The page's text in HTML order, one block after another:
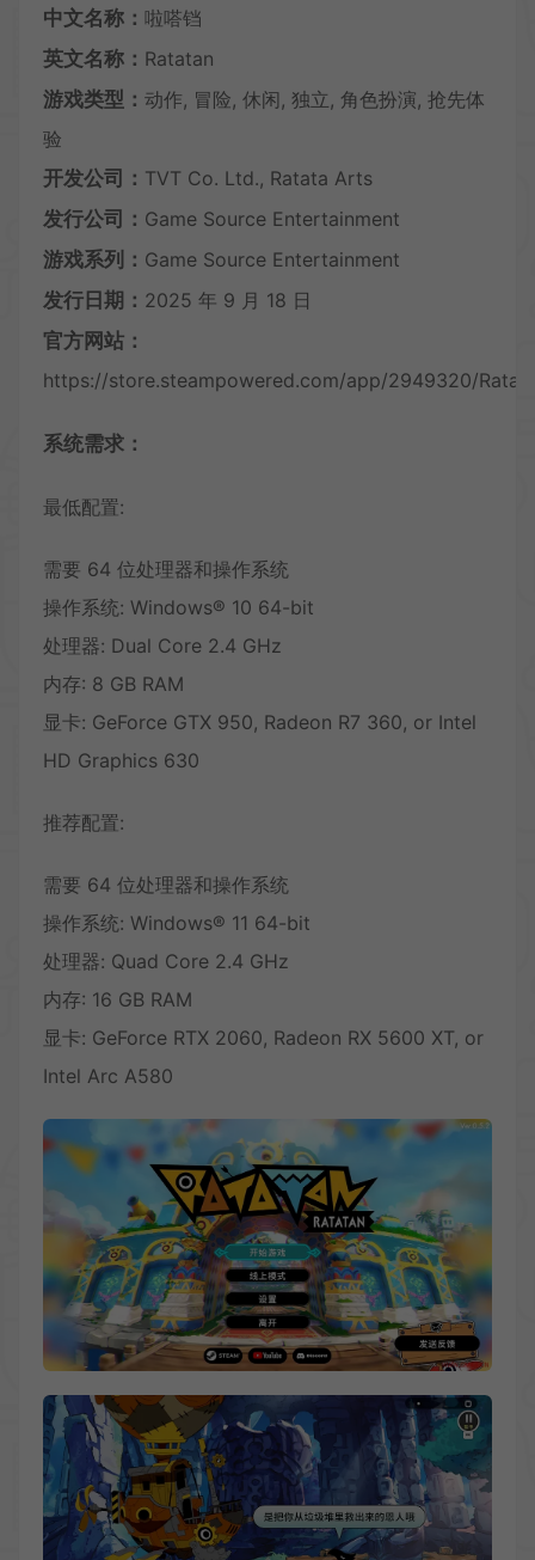
中文名称： 啦嗒铛
英文名称： Ratatan
游戏类型： 动作, 冒险, 休闲, 独立, 角色扮演, 抢先体
验
开发公司： TVT Co. Ltd., Ratata Arts
发行公司： Game Source Entertainment
游戏系列： Game Source Entertainment
发行日期： 2025 年 9 月 18 日
官方网站：
https://store.steampowered.com/app/2949320/
系统需求：
最低配置:
需要 64 位处理器和操作系统
操作系统: Windows® 10 64-bit
处理器: Dual Core 2.4 GHz
内存: 8 GB RAM
显卡: GeForce GTX 950, Radeon R7 360, or Intel
HD Graphics 630
推荐配置:
需要 64 位处理器和操作系统
操作系统: Windows® 11 64-bit
处理器: Quad Core 2.4 GHz
内存: 16 GB RAM
显卡: GeForce RTX 2060, Radeon RX 5600 XT, or
Intel Arc A580